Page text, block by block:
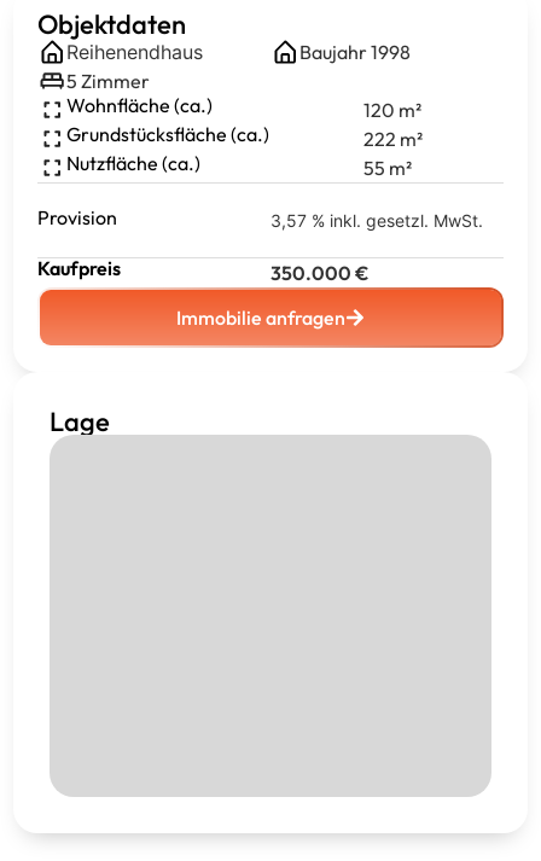
Objektdaten
Reihenendhaus Baujahr1998
5 Zimmer
Wohnfläche (ca.)
120 m²
Grundstücksfläche (ca.)
222 m²
Nutzfläche (ca.)
55 m²
Provision 3,57 % inkl. gesetzl. MwSt.
Kaufpreis 350.000 €
Immobilie anfragen
Lage